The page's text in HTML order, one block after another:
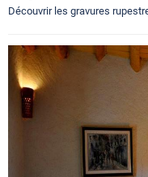
Découvrir les gravures